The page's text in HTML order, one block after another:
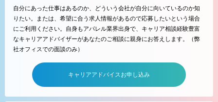
自分にあった仕事はあるのか、どういう会社が自分に向いているのか知
りたい。または、希望に合う求人情報があるので応募したいという場合
にご利用ください。自身もアパレル業界出身で、キャリア相談経験豊富
なキャリアアドバイザーがあなたのご相談に親身にお答えします。（弊
社オフィスでの面談のみ）
キャリアアドバイスお申し込み